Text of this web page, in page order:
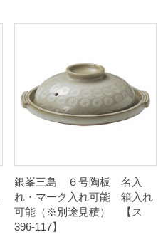
銀峯三島 ６号陶板 名入
れ・マーク入れ可能 箱入れ
可能（※別途見積） 【ス
396-117】